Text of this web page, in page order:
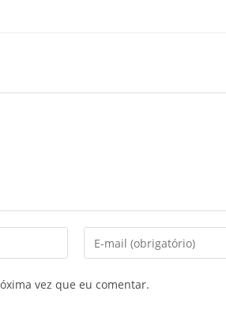
vez que eu comentar.